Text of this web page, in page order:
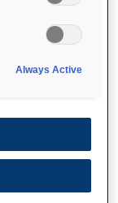
Ink
Always Active